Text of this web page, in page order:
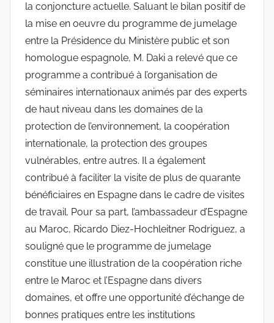
la conjoncture actuelle. Saluant le bilan positif de
la mise en oeuvre du programme de jumelage
entre la Présidence du Ministère public et son
homologue espagnole, M. Daki a relevé que ce
programme a contribué à l’organisation de
séminaires internationaux animés par des experts
de haut niveau dans les domaines de la
protection de l’environnement, la coopération
internationale, la protection des groupes
vulnérables, entre autres. Il a également
contribué à faciliter la visite de plus de quarante
bénéficiaires en Espagne dans le cadre de visites
de travail. Pour sa part, l’ambassadeur d’Espagne
au Maroc, Ricardo Diez-Hochleitner Rodriguez, a
souligné que le programme de jumelage
constitue une illustration de la coopération riche
entre le Maroc et l’Espagne dans divers
domaines, et offre une opportunité d’échange de
bonnes pratiques entre les institutions